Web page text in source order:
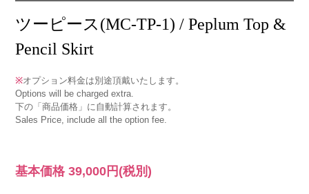
ツーピース(MC-TP-1) / Peplum Top &
Pencil Skirt
※オプション料金は別途頂戴いたします。
Options will be charged extra.
下の「商品価格」に自動計算されます。
Sales Price, include all the option fee.
基本価格39,000円 (税別)